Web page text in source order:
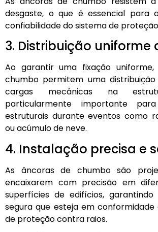
desgaste, o que é essencial para
confiabilidade do sistema de
3. Distribuição uniforme
Ao garantir uma fixação
chumbo permitem uma
cargas mecânicas na
particularmente importante
estruturais durante eventos como
ou acúmulo de neve.
4. Instalação precisa e
As âncoras de chumbo são
encaixarem com precisão em
superfícies de edifícios, garantindo
segura que esteja em
de proteção contra raios.